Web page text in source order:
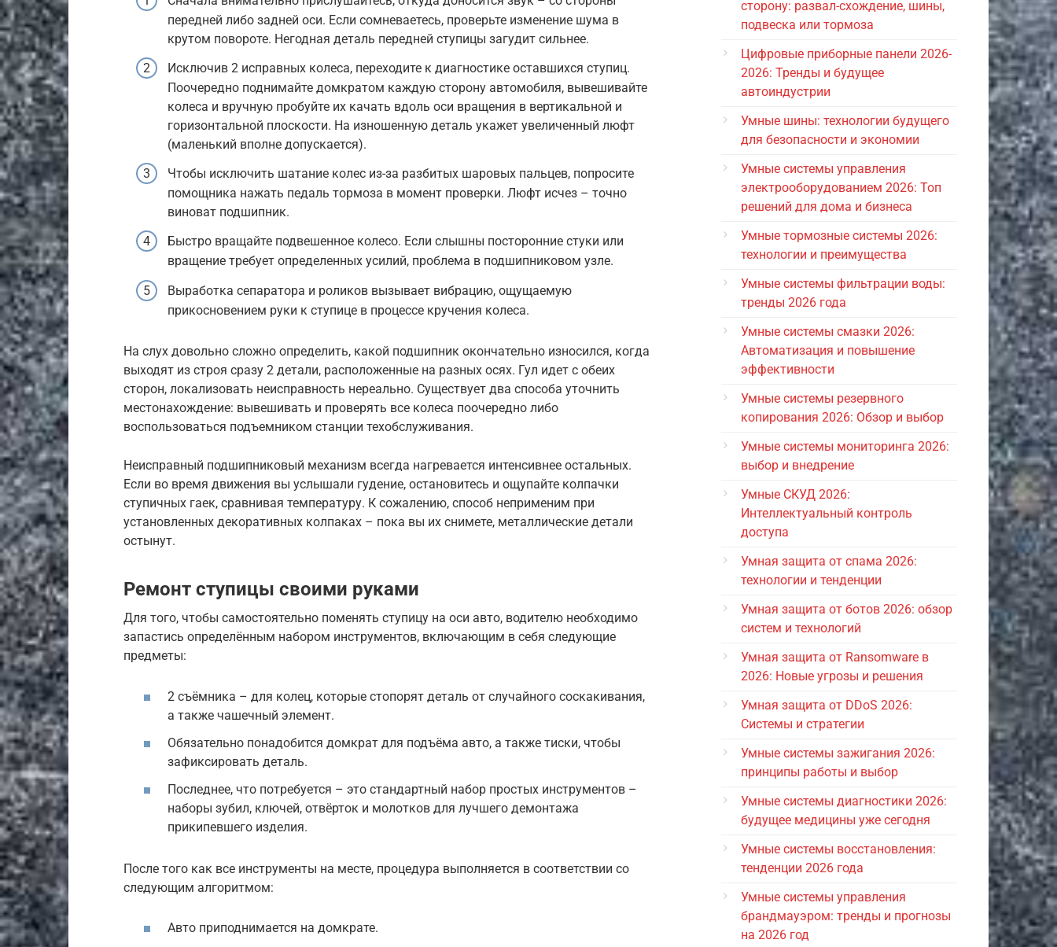
передней либо задней оси. Если сомневаетесь, проверьте изменение шума в
крутом повороте. Негодная деталь передней ступицы загудит сильнее.
Исключив 2 исправных колеса, переходите к диагностике оставшихся ступиц.
Поочередно поднимайте домкратом каждую сторону автомобиля, вывешивайте
колеса и вручную пробуйте их качать вдоль оси вращения в вертикальной и
горизонтальной плоскости. На изношенную деталь укажет увеличенный люфт
(маленький вполне допускается).
Чтобы исключить шатание колес из-за разбитых шаровых пальцев, попросите
помощника нажать педаль тормоза в момент проверки. Люфт исчез – точно
виноват подшипник.
Быстро вращайте подвешенное колесо. Если слышны посторонние стуки или
вращение требует определенных усилий, проблема в подшипниковом узле.
Выработка сепаратора и роликов вызывает вибрацию, ощущаемую
прикосновением руки к ступице в процессе кручения колеса.
На слух довольно сложно определить, какой подшипник окончательно износился, когда
выходят из строя сразу 2 детали, расположенные на разных осях. Гул идет с обеих
сторон, локализовать неисправность нереально. Существует два способа уточнить
местонахождение: вывешивать и проверять все колеса поочередно либо
воспользоваться подъемником станции техобслуживания.
Неисправный подшипниковый механизм всегда нагревается интенсивнее остальных.
Если во время движения вы услышали гудение, остановитесь и ощупайте колпачки
ступичных гаек, сравнивая температуру. К сожалению, способ неприменим при
установленных декоративных колпаках – пока вы их снимете, металлические детали
остынут.
Ремонт ступицы своими руками
Для того, чтобы самостоятельно поменять ступицу на оси авто, водителю необходимо
запастись определённым набором инструментов, включающим в себя следующие
предметы:
2 съёмника – для колец, которые стопорят деталь от случайного соскакивания,
а также чашечный элемент.
Обязательно понадобится домкрат для подъёма авто, а также тиски, чтобы
зафиксировать деталь.
Последнее, что потребуется – это стандартный набор простых инструментов –
наборы зубил, ключей, отвёрток и молотков для лучшего демонтажа
прикипевшего изделия.
После того как все инструменты на месте, процедура выполняется в соответствии со
следующим алгоритмом:
Авто приподнимается на домкрате.
сторону: развал-схождение, шины,
подвеска или тормоза
Цифровые приборные панели 2026-
2026: Тренды и будущее
автоиндустрии
Умные шины: технологии будущего
для безопасности и экономии
Умные системы управления
электрооборудованием 2026: Топ
решений для дома и бизнеса
Умные тормозные системы 2026:
технологии и преимущества
Умные системы фильтрации воды:
тренды 2026 года
Умные системы смазки 2026:
Автоматизация и повышение
эффективности
Умные системы резервного
копирования 2026: Обзор и выбор
Умные системы мониторинга 2026:
выбор и внедрение
Умные СКУД 2026:
Интеллектуальный контроль
доступа
Умная защита от спама 2026:
технологии и тенденции
Умная защита от ботов 2026: обзор
систем и технологий
Умная защита от Ransomware в
2026: Новые угрозы и решения
Умная защита от DDoS 2026:
Системы и стратегии
Умные системы зажигания 2026:
принципы работы и выбор
Умные системы диагностики 2026:
будущее медицины уже сегодня
Умные системы восстановления:
тенденции 2026 года
Умные системы управления
брандмауэром: тренды и прогнозы
на 2026 год